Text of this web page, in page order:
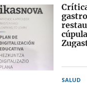
SALUD